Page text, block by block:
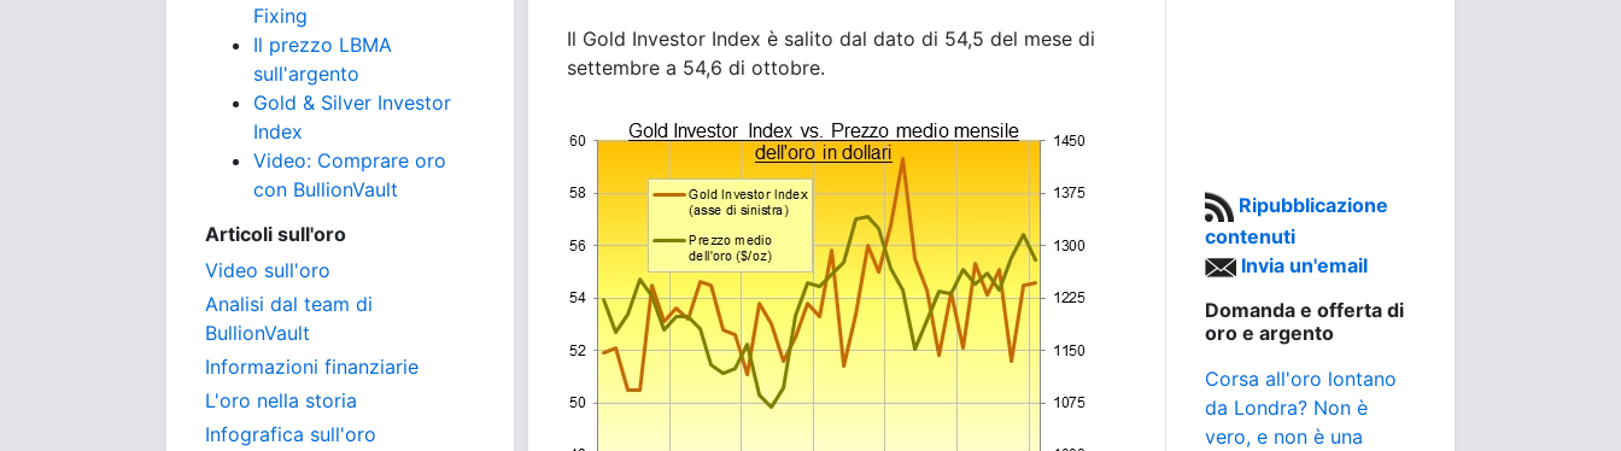
Fixing
Il prezzo LBMA
sull'argento
Gold & Silver Investor
Index
Video: Comprare oro
con BullionVault
Articoli sull'oro
Video sull'oro
Analisi dal team di
BullionVault
Informazioni finanziarie
L'oro nella storia
Infografica sull'oro
Il Gold Investor Index è salito dal dato di 54,5 del mese di
settembre a 54,6 di ottobre.
Ripubblicazione
contenuti
Invia un'email
Domanda e offerta di
oro e argento
Corsa all'oro lontano
da Londra? Non è
vero, e non è una